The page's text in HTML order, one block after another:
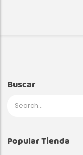
Buscar
Popular Tienda